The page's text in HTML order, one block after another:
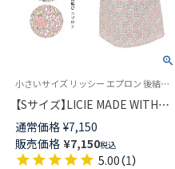
小さいサイズ リッシー エプロン 後結び ロング 花柄
【Sサイズ】LICIE MADE WITH
LIBERTY FABRIC リバティプリ
ント イスミニ 後結び ロング 綿
100％ エプロン 70551005
通常価格 ¥7,150
販売価格 ¥7,150税込
5.00（1）